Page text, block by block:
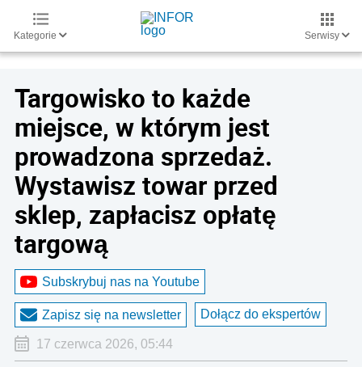
Kategorie Serwisy
Targowisko to każde
miejsce, w którym jest
prowadzona sprzedaż.
Wystawisz towar przed
sklep, zapłacisz opłatę
targową
Subskrybuj nas na Youtube
Zapisz się na newsletter Dołącz do ekspertów
17 czerwca 2026, 05:44